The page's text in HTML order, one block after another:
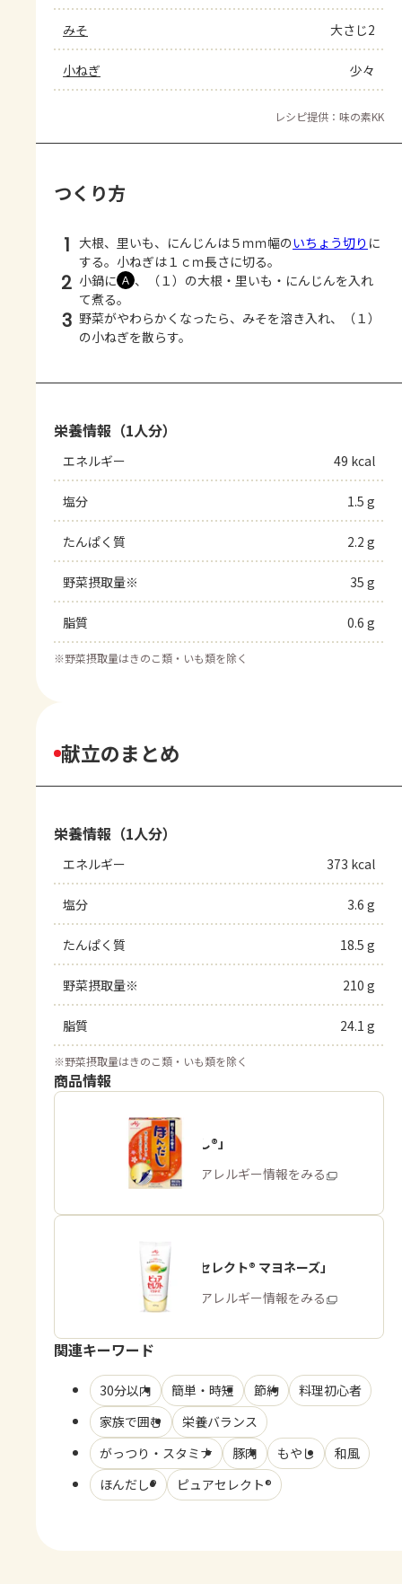
みそ 大さじ2
小ねぎ 少々
レシピ提供：味の素KK
つくり方
1 大根、里いも、にんじんは５ｍｍ幅のいちょう切り に
する。小ねぎは１ｃｍ長さに切る。
2 小鍋に Ａ 、（１）の大根・里いも・にんじんを入れ
て煮る。
3 野菜がやわらかくなったら、みそを溶き入れ、（１）
の小ねぎを散らす。
栄養情報（1人分）
エネルギー 49 kcal
塩分 1.5 g
たんぱく質 2.2 g
野菜摂取量※ 35 g
脂質 0.6 g
※野菜摂取量はきのこ類・いも類を除く
献立のまとめ
栄養情報（1人分）
エネルギー 373 kcal
塩分 3.6 g
たんぱく質 18.5 g
野菜摂取量※ 210 g
脂質 24.1 g
※野菜摂取量はきのこ類・いも類を除く
商品情報
「ほんだし®」
商品・アレルギー情報をみる
「ピュアセレクト® マヨネーズ」
商品・アレルギー情報をみる
関連キーワード
30分以内 簡単・時短 節約
料理初心者
家族で囲む
栄養バランス
がっつり・スタミナ
豚肉 もやし
和風
ほんだし®
ピュアセレクト®